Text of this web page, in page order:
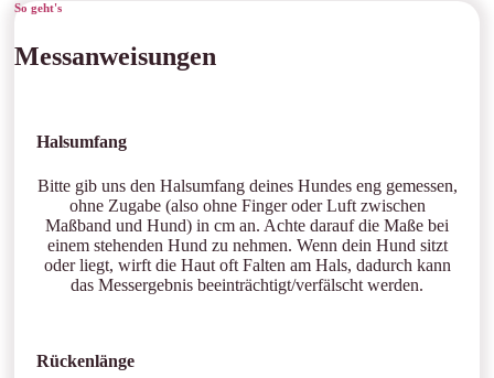
So geht's
Messanweisungen
Halsumfang
Bitte gib uns den Halsumfang deines Hundes eng gemessen,
ohne Zugabe (also ohne Finger oder Luft zwischen
Maßband und Hund) in cm an. Achte darauf die Maße bei
einem stehenden Hund zu nehmen. Wenn dein Hund sitzt
oder liegt, wirft die Haut oft Falten am Hals, dadurch kann
das Messergebnis beeinträchtigt/verfälscht werden.
Rückenlänge